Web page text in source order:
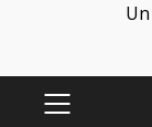
MENU